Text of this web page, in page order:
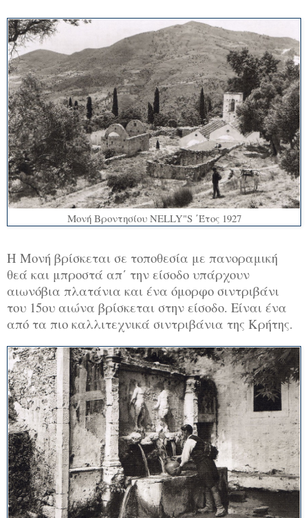
Μονή Βροντησίου NELLY"S ΄Έτος 1927
Η Μονή βρίσκεται σε τοποθεσία με πανοραμική
θεά και μπροστά απ΄ την είσοδο υπάρχουν
αιωνόβια πλατάνια και ένα όμορφο σιντριβάνι
του 15ου αιώνα βρίσκεται στην είσοδο. Είναι ένα
από τα πιο καλλιτεχνικά σιντριβάνια της Κρήτης.